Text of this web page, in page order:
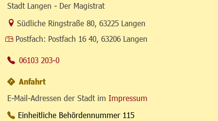
Stadt Langen - Der Magistrat
Link zur Google-Maps Navigation
Südliche Ringstraße 80, 63225 Langen
Postfach: Postfach 16 40, 63206 Langen
06103 203-0
Anfahrt
E-Mail-Adressen der Stadt im Impressum
Einheitliche Behördennummer 115